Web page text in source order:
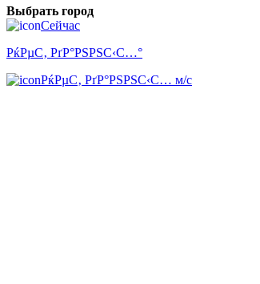
Выбрать город
Сейчас
РќРµС‚ РґР°РЅРЅС‹С…°
РќРµС‚ РґР°РЅРЅС‹С… м/с